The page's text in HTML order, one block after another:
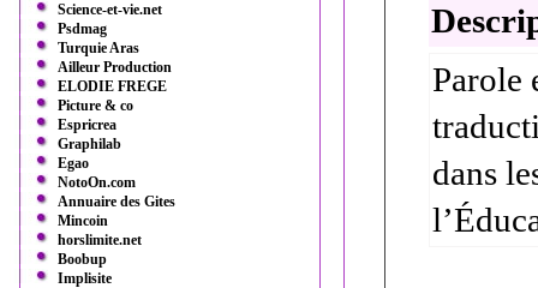
Science-et-vie.net
Psdmag
Turquie Aras
Ailleur Production
ELODIE FREGE
Picture & co
Espricrea
Graphilab
Egao
NotoOn.com
Annuaire des Gites
Mincoin
horslimite.net
Boobup
Implisite
Parole
dans